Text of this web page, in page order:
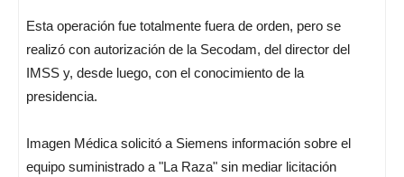
Esta operación fue totalmente fuera de orden, pero se
realizó con autorización de la Secodam, del director del
IMSS y, desde luego, con el conocimiento de la
presidencia.
Imagen Médica solicitó a Siemens información sobre el
equipo suministrado a "La Raza" sin mediar licitación